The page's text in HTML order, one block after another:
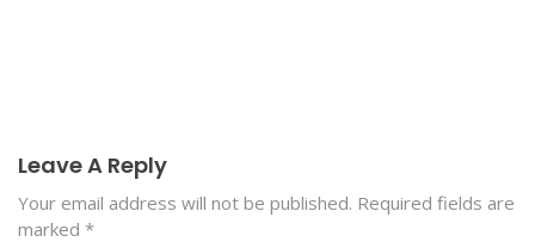
Leave A Reply
Your email address will not be published. Required fields are
marked *